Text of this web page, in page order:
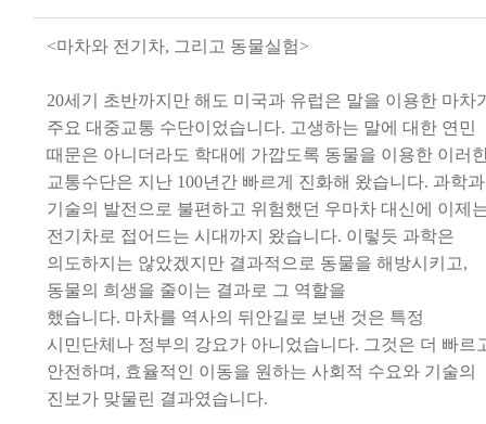
<마차와 전기차, 그리고 동물실험>
20세기 초반까지만 해도 미국과 유럽은 말을 이용한 마차
주요 대중교통 수단이었습니다. 고생하는 말에 대한 연민
때문은 아니더라도 학대에 가깝도록 동물을 이용한 이러
교통수단은 지난 100년간 빠르게 진화해 왔습니다. 과학과
기술의 발전으로 불편하고 위험했던 우마차 대신에 이제
전기차로 접어드는 시대까지 왔습니다. 이렇듯 과학은
의도하지는 않았겠지만 결과적으로 동물을 해방시키고,
동물의 희생을 줄이는 결과로 그 역할을
했습니다. 마차를 역사의 뒤안길로 보낸 것은 특정
시민단체나 정부의 강요가 아니었습니다. 그것은 더 빠르
안전하며 , 효율적인 이동을 원하는 사회적 수요와 기술의
진보가 맞물린 결과였습니다.